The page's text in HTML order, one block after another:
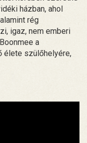
házban, ahol
rég
igaz, nem emberi
a
élete szülőhelyére,